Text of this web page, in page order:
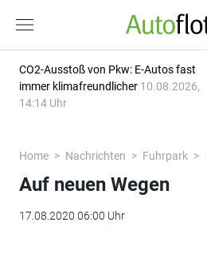
CO2-Ausstoß von Pkw: E-Autos fast
immer klimafreundlicher 10.08.2026,
14:14 Uhr
Home Nachrichten Fuhrpark
Auf neuen Wegen
17.08.2020 06:00 Uhr